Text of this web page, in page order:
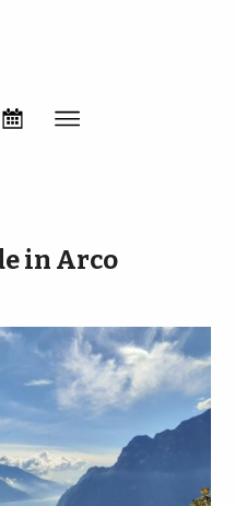
in Arco